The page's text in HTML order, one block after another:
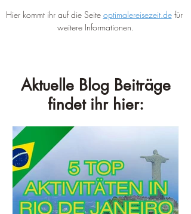
Hier kommt ihr auf die Seite optimalereisezeit.de für
weitere Informationen.
Aktuelle Blog Beiträge
findet ihr hier: